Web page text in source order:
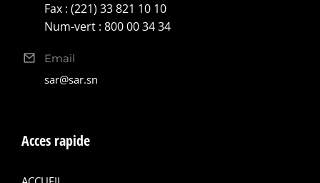
Fax : (221) 33 821 10 10
Num-vert : 800 00 34 34
Email
sar@sar.sn
Acces rapide